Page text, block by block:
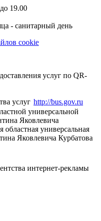
19.00
- санитарный день
cookie
услуг по QR-
http://bus.gov.ru
универсальной
Яковлевича
областная универсальная
Яковлевича Курбатова
интернет-рекламы